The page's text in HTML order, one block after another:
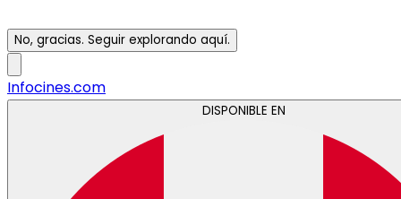
No, gracias. Seguir explorando aquí.
Infocines.com
DISPONIBLE EN